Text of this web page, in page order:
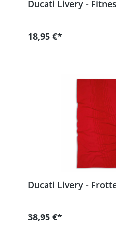
Ducati Livery -
18,95 €*
Ducati Livery -
38,95 €*